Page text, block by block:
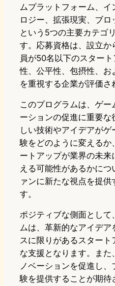
ムプラットフォーム、イ
ロジー、拡張現実、ブ
という5つの主要カテゴ
す。応募資格は、設立
員が50名以下のスター
性、公平性、包摂性、お
を重視する企業が評価さ
このプログラムは、ゲ
ーションの促進に重要
しい技術やアイデアが
験をどのように変えるか
ートアップが業界の未
える可能性があるかに
ァンに新たな視点を提供
す。
ポジティブな側面として
ムは、革新的なアイデ
スに限りがあるスター
な支援となります。また
ノベーションを促進し
験を提供することが期